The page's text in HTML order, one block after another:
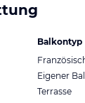
Balkontyp
Eigener
Terrasse